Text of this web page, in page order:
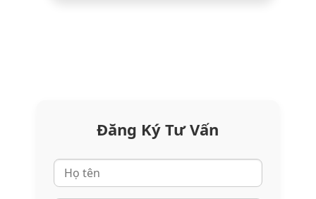
Đăng Ký Tư Vấn